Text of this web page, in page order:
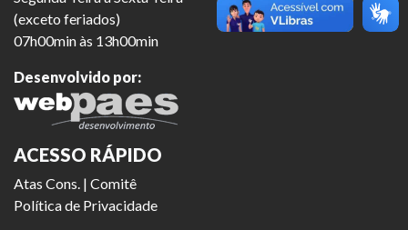
(exceto feriados)
07h00min às 13h00min
Desenvolvido por:
ACESSO RÁPIDO
Atas Cons. | Comitê
Política de Privacidade